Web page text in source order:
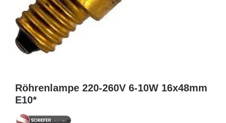
Röhrenlampe 220-260V 6-10W 16x48mm
E10*